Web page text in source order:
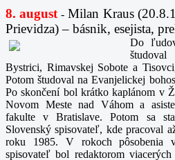
8. august -Milan Kraus
Prievidza) – básnik, esejista,
Do
Bystrici, Rimavskej Sobote a
Potom študoval na Evanjelickej
Po skončení bol krátko kaplánom v
Novom Meste nad Váhom a
fakulte v Bratislave. Potom sa
Slovenský spisovateľ, kde pracoval
roku 1985. V rokoch pôsobenia
spisovateľ bol redaktorom